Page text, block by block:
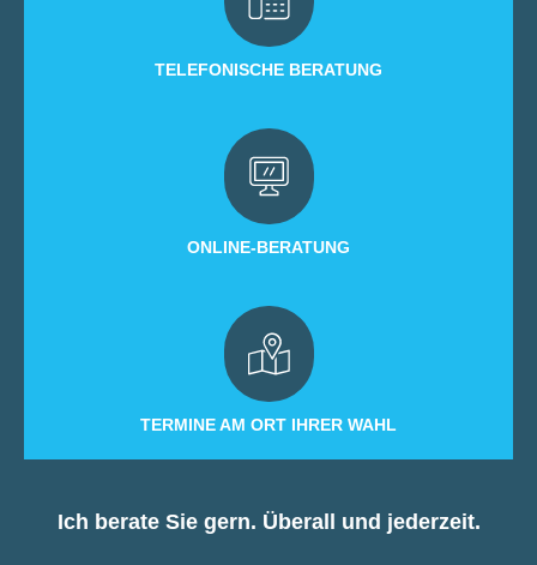
TELEFONISCHE BERATUNG
ONLINE-BERATUNG
TERMINE AM ORT IHRER WAHL
Ich berate Sie gern. Überall und jederzeit.